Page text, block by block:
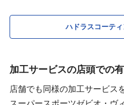
ハドラスコーテ
加工サービスの店頭での
店舗でも同様の加工サービス